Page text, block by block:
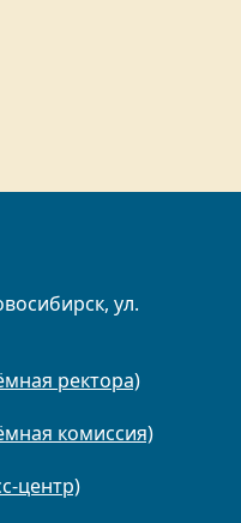
ул.
ректора)
комиссия)
центр)